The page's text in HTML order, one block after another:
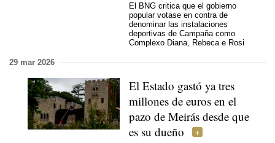
El BNG critica que el gobierno
popular votase en contra de
denominar las instalaciones
deportivas de Campaña como
Complexo Diana, Rebeca e Rosi
29 mar 2026
El Estado gastó ya tres
millones de euros en el
pazo de Meirás desde que
es su dueño